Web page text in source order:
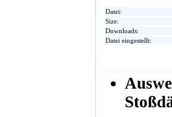
Datei:
Size:
Downloads:
Datei eingestellt: